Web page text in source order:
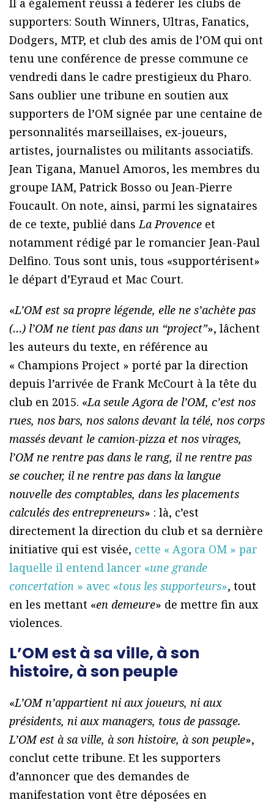
Il a également réussi à fédérer les clubs de
supporters: South Winners, Ultras, Fanatics,
Dodgers, MTP, et club des amis de l’OM qui ont
tenu une conférence de presse commune ce
vendredi dans le cadre prestigieux du Pharo.
Sans oublier une tribune en soutien aux
supporters de l’OM signée par une centaine de
personnalités marseillaises, ex-joueurs,
artistes, journalistes ou militants associatifs.
Jean Tigana, Manuel Amoros, les membres du
groupe IAM, Patrick Bosso ou Jean-Pierre
Foucault. On note, ainsi, parmi les signataires
de ce texte, publié dansLa Provence et
notamment rédigé par le romancier Jean-Paul
Delfino. Tous sont unis, tous «supportérisent»
le départ d’Eyraud et Mac Court.
«L’OM est sa propre légende, elle ne s’achète pas
(…) l’OM ne tient pas dans un “project”», lâchent
les auteurs du texte, en référence au
« Champions Project » porté par la direction
depuis l’arrivée de Frank McCourt à la tête du
club en 2015. «La seule Agora de l’OM, c’est nos
rues, nos bars, nos salons devant la télé, nos corps
massés devant le camion-pizza et nos virages,
l’OM ne rentre pas dans le rang, il ne rentre pas
se coucher, il ne rentre pas dans la langue
nouvelle des comptables, dans les placements
calculés des entrepreneurs» : là, c’est
directement la direction du club et sa dernière
initiative qui est visée, cette « Agora OM » par
laquelle il entend lancer «une grande
concertation » avec «tous les supporteurs», tout
en les mettant «en demeure» de mettre fin aux
violences.
L’OM est à sa ville, à son
histoire, à son peuple
«L’OM n’appartient ni aux joueurs, ni aux
présidents, ni aux managers, tous de passage.
L’OM est à sa ville, à son histoire, à son peuple»,
conclut cette tribune. Et les supporters
d’annoncer que des demandes de
manifestation vont être déposées en